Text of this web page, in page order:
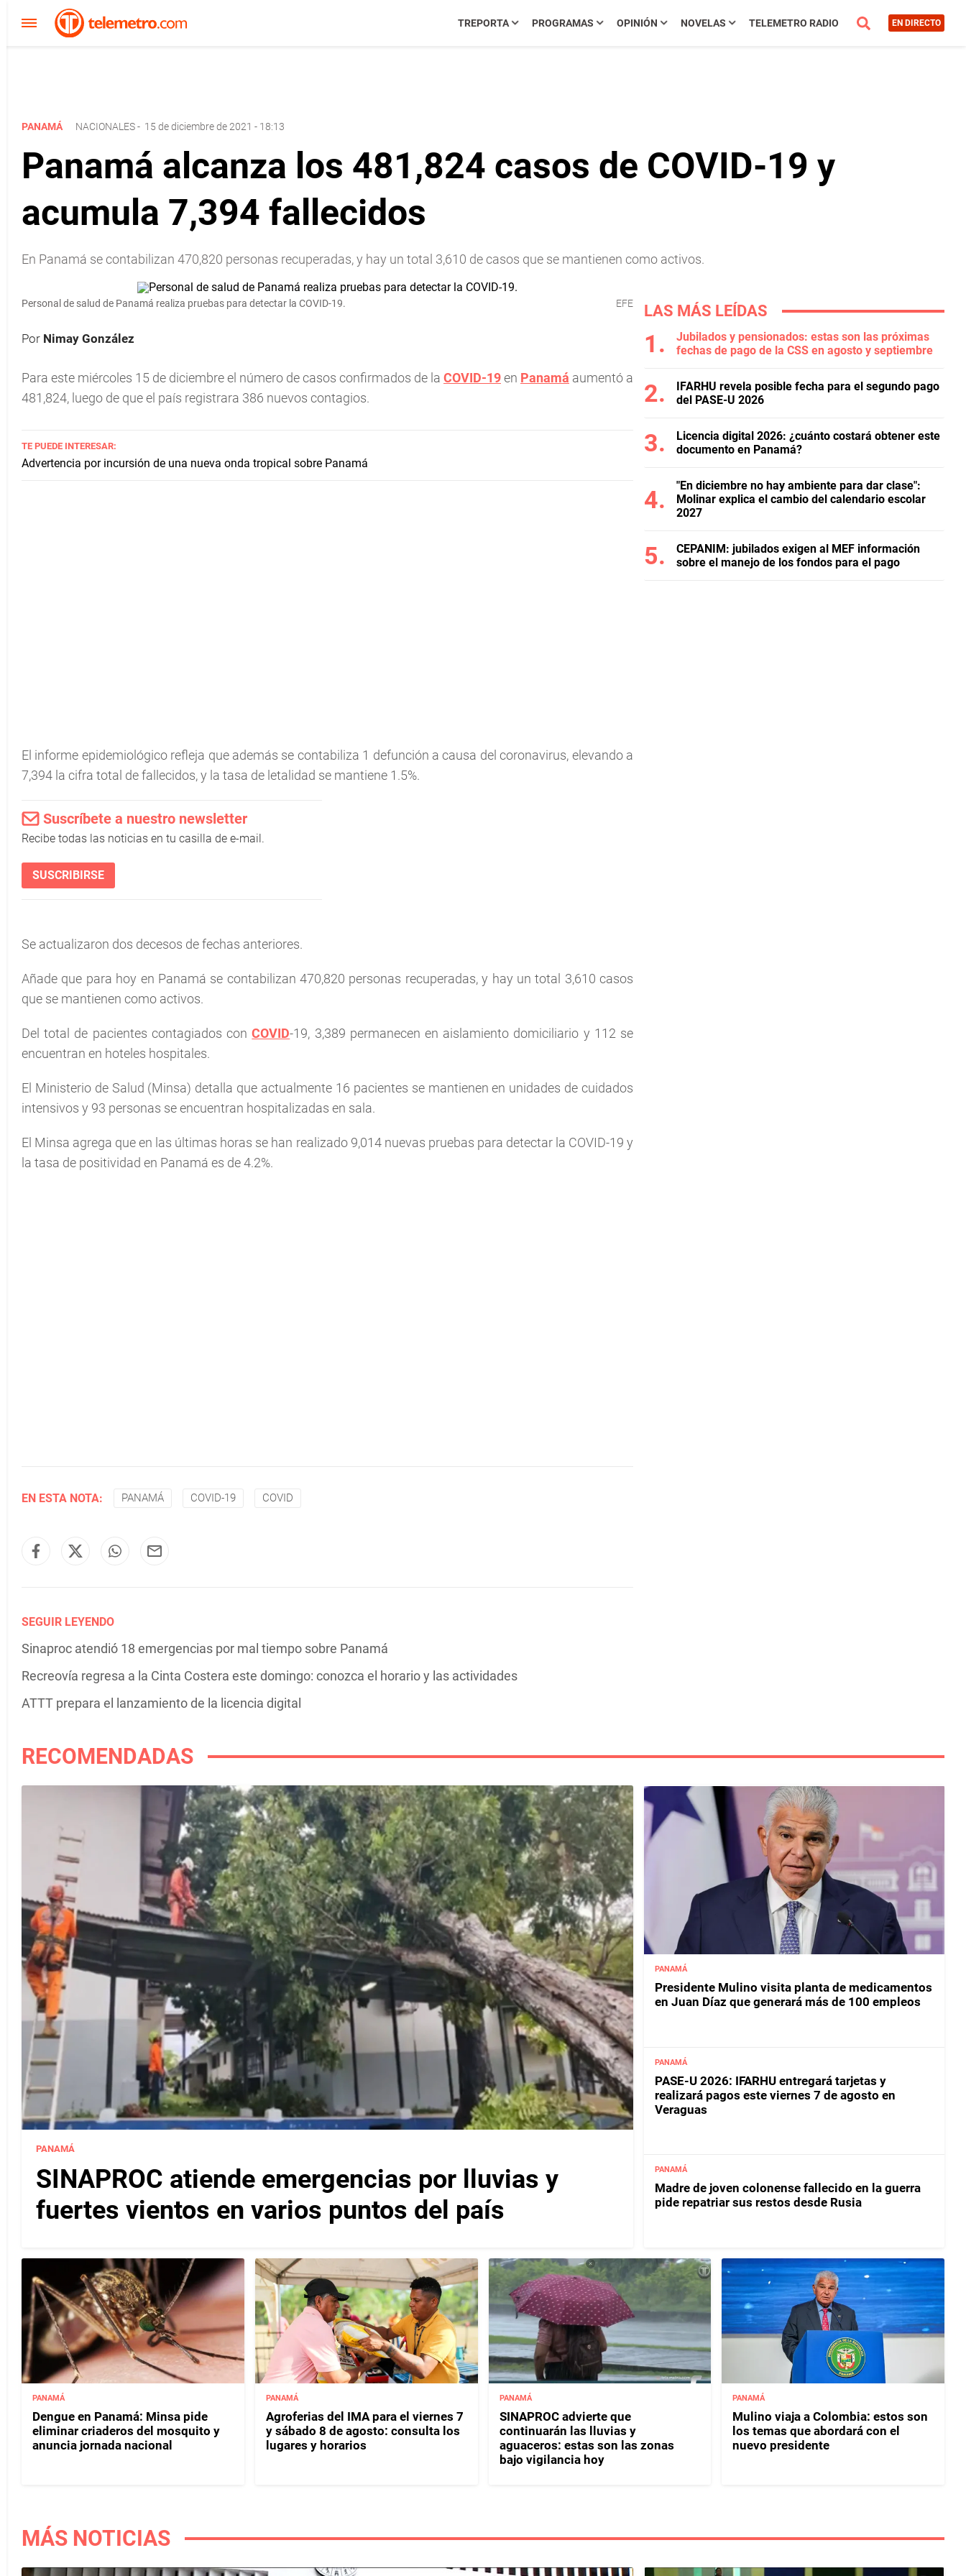
TREPORTA PROGRAMAS OPINIÓN NOVELAS TELEMETRO RADIO EN DIRECTO
PANAMÁ NACIONALES- 15 de diciembre de 2021 - 18:13
Panamá alcanza los 481,824 casos de COVID-19 y
acumula 7,394 fallecidos
En Panamá se contabilizan 470,820 personas recuperadas, y hay un total 3,610 de casos que se mantienen como activos.
Personal de salud de Panamá realiza pruebas para detectar la COVID-19. EFE
Por Nimay González
Para este miércoles 15 de diciembre el número de casos confirmados de la COVID-19en Panamá aumentó a
481,824, luego de que el país registrara 386 nuevos contagios.
TE PUEDE INTERESAR:
Advertencia por incursión de una nueva onda tropical sobre Panamá
El informe epidemiológico refleja que además se contabiliza 1 defunción a causa del coronavirus, elevando a
7,394 la cifra total de fallecidos, y la tasa de letalidad se mantiene 1.5%.
Suscríbete a nuestro newsletter
Recibe todas las noticias en tu casilla de e-mail.
SUSCRIBIRSE
Se actualizaron dos decesos de fechas anteriores.
Añade que para hoy en Panamá se contabilizan 470,820 personas recuperadas, y hay un total 3,610 casos
que se mantienen como activos.
Del total de pacientes contagiados conCOVID-19, 3,389 permanecen en aislamiento domiciliario y 112 se
encuentran en hoteles hospitales.
El Ministerio de Salud (Minsa) detalla que actualmente 16 pacientes se mantienen en unidades de cuidados
intensivos y 93 personas se encuentran hospitalizadas en sala.
El Minsa agrega que en las últimas horas se han realizado 9,014 nuevas pruebas para detectar la COVID-19 y
la tasa de positividad en Panamá es de 4.2%.
EN ESTA NOTA: PANAMÁ COVID-19 COVID
SEGUIR LEYENDO
Sinaproc atendió 18 emergencias por mal tiempo sobre Panamá
Recreovía regresa a la Cinta Costera este domingo: conozca el horario y las actividades
ATTT prepara el lanzamiento de la licencia digital
LAS MÁS LEÍDAS
Jubilados y pensionados: estas son las próximas
fechas de pago de la CSS en agosto y septiembre
IFARHU revela posible fecha para el segundo pago
del PASE-U 2026
Licencia digital 2026: ¿cuánto costará obtener este
documento en Panamá?
"En diciembre no hay ambiente para dar clase":
Molinar explica el cambio del calendario escolar
2027
CEPANIM: jubilados exigen al MEF información
sobre el manejo de los fondos para el pago
RECOMENDADAS
PANAMÁ
SINAPROC atiende emergencias por lluvias y
fuertes vientos en varios puntos del país
PANAMÁ
Presidente Mulino visita planta de medicamentos
en Juan Díaz que generará más de 100 empleos
PANAMÁ
PASE-U 2026: IFARHU entregará tarjetas y
realizará pagos este viernes 7 de agosto en
Veraguas
PANAMÁ
Madre de joven colonense fallecido en la guerra
pide repatriar sus restos desde Rusia
PANAMÁ
Dengue en Panamá: Minsa pide
eliminar criaderos del mosquito y
anuncia jornada nacional
PANAMÁ
Agroferias del IMA para el viernes 7
y sábado 8 de agosto: consulta los
lugares y horarios
PANAMÁ
SINAPROC advierte que
continuarán las lluvias y
aguaceros: estas son las zonas
bajo vigilancia hoy
PANAMÁ
Mulino viaja a Colombia: estos son
los temas que abordará con el
nuevo presidente
MÁS NOTICIAS